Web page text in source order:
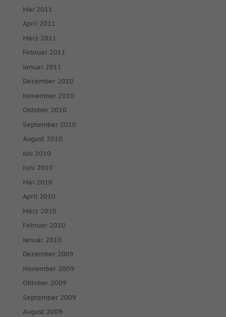
Mai 2011
April 2011
März 2011
Februar 2011
Januar 2011
Dezember 2010
November 2010
Oktober 2010
September 2010
August 2010
Juli 2010
Juni 2010
Mai 2010
April 2010
März 2010
Februar 2010
Januar 2010
Dezember 2009
November 2009
Oktober 2009
September 2009
August 2009